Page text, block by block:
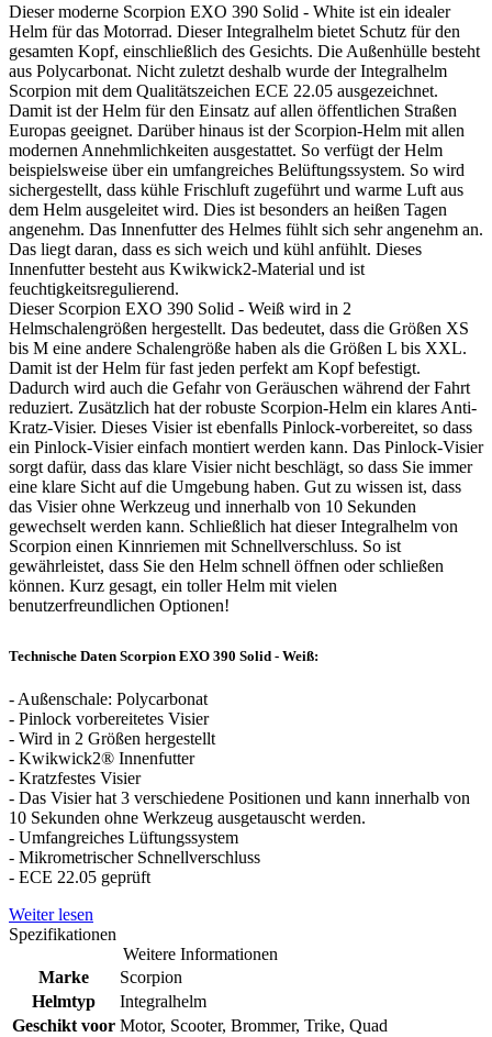
Dieser moderne Scorpion EXO 390 Solid - White ist ein idealer
Helm für das Motorrad. Dieser Integralhelm bietet Schutz für den
gesamten Kopf, einschließlich des Gesichts. Die Außenhülle besteht
aus Polycarbonat. Nicht zuletzt deshalb wurde der Integralhelm
Scorpion mit dem Qualitätszeichen ECE 22.05 ausgezeichnet.
Damit ist der Helm für den Einsatz auf allen öffentlichen Straßen
Europas geeignet. Darüber hinaus ist der Scorpion-Helm mit allen
modernen Annehmlichkeiten ausgestattet. So verfügt der Helm
beispielsweise über ein umfangreiches Belüftungssystem. So wird
sichergestellt, dass kühle Frischluft zugeführt und warme Luft aus
dem Helm ausgeleitet wird. Dies ist besonders an heißen Tagen
angenehm. Das Innenfutter des Helmes fühlt sich sehr angenehm an.
Das liegt daran, dass es sich weich und kühl anfühlt. Dieses
Innenfutter besteht aus Kwikwick2-Material und ist
feuchtigkeitsregulierend.
Dieser Scorpion EXO 390 Solid - Weiß wird in 2
Helmschalengrößen hergestellt. Das bedeutet, dass die Größen XS
bis M eine andere Schalengröße haben als die Größen L bis XXL.
Damit ist der Helm für fast jeden perfekt am Kopf befestigt.
Dadurch wird auch die Gefahr von Geräuschen während der Fahrt
reduziert. Zusätzlich hat der robuste Scorpion-Helm ein klares Anti-
Kratz-Visier. Dieses Visier ist ebenfalls Pinlock-vorbereitet, so dass
ein Pinlock-Visier einfach montiert werden kann. Das Pinlock-Visier
sorgt dafür, dass das klare Visier nicht beschlägt, so dass Sie immer
eine klare Sicht auf die Umgebung haben. Gut zu wissen ist, dass
das Visier ohne Werkzeug und innerhalb von 10 Sekunden
gewechselt werden kann. Schließlich hat dieser Integralhelm von
Scorpion einen Kinnriemen mit Schnellverschluss. So ist
gewährleistet, dass Sie den Helm schnell öffnen oder schließen
können. Kurz gesagt, ein toller Helm mit vielen
benutzerfreundlichen Optionen!
Technische Daten Scorpion EXO 390 Solid - Weiß:
- Außenschale: Polycarbonat
- Pinlock vorbereitetes Visier
- Wird in 2 Größen hergestellt
- Kwikwick2® Innenfutter
- Kratzfestes Visier
- Das Visier hat 3 verschiedene Positionen und kann innerhalb von
10 Sekunden ohne Werkzeug ausgetauscht werden.
- Umfangreiches Lüftungssystem
- Mikrometrischer Schnellverschluss
- ECE 22.05 geprüft
Weiter lesen
Spezifikationen
Weitere Informationen
Marke
Scorpion
Helmtyp
Integralhelm
Geschikt voor Motor, Scooter, Brommer, Trike, Quad